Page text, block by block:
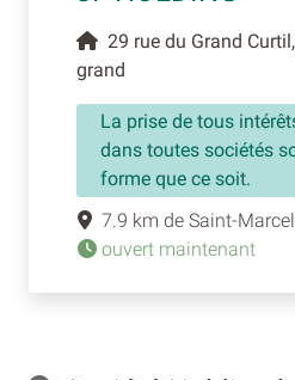
29 rue du Grand
grand
La prise de tous
dans toutes sociétés
forme que ce soit.
7.9 km de Saint-Marcel
ouvert maintenant